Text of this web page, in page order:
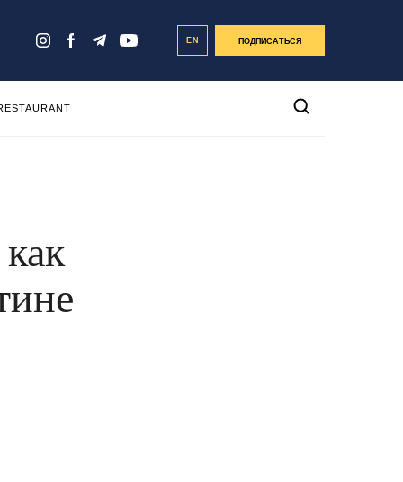
EN ПОДПИСАТЬСЯ